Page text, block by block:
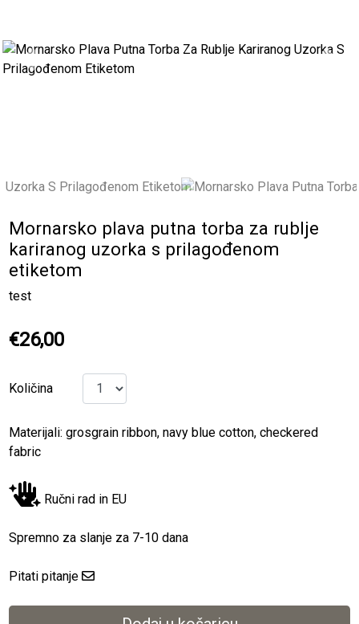
Previous
Mornarsko plava putna torba za rublje
kariranog uzorka s prilagođenom
etiketom
test
€26,00
Količina
Materijali: grosgrain ribbon, navy blue cotton, checkered
fabric
Ručni rad in EU
Spremno za slanje za 7-10 dana
Pitati pitanje